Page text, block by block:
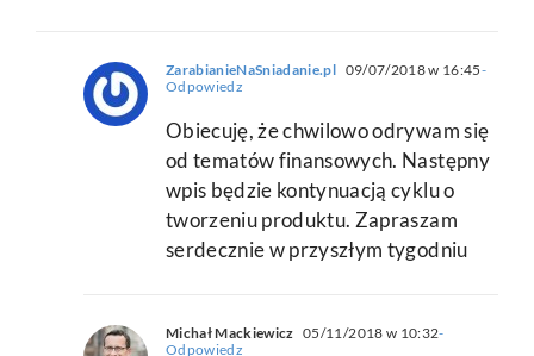
ZarabianieNaSniadanie.pl 09/07/2018 w 16:45-
Odpowiedz
Obiecuję, że chwilowo odrywam się
od tematów finansowych. Następny
wpis będzie kontynuacją cyklu o
tworzeniu produktu. Zapraszam
serdecznie w przyszłym tygodniu
Michał Mackiewicz 05/11/2018 w 10:32-
Odpowiedz